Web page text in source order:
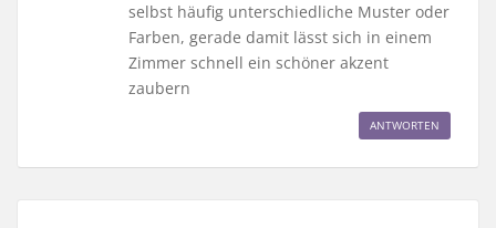
selbst häufig unterschiedliche Muster oder
Farben, gerade damit lässt sich in einem
Zimmer schnell ein schöner akzent
zaubern
ANTWORTEN